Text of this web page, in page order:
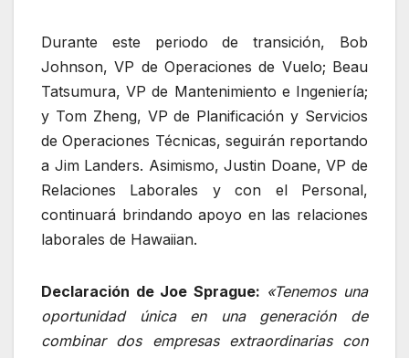
Durante este periodo de transición, Bob
Johnson, VP de Operaciones de Vuelo; Beau
Tatsumura, VP de Mantenimiento e Ingeniería;
y Tom Zheng, VP de Planificación y Servicios
de Operaciones Técnicas, seguirán reportando
a Jim Landers. Asimismo, Justin Doane, VP de
Relaciones Laborales y con el Personal,
continuará brindando apoyo en las relaciones
laborales de Hawaiian.
Declaración de Joe Sprague: «Tenemos una
oportunidad única en una generación de
combinar dos empresas extraordinarias con